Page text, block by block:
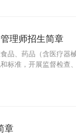
理师招生简章
品、药品（含医疗器
标准，开展监督检查
章